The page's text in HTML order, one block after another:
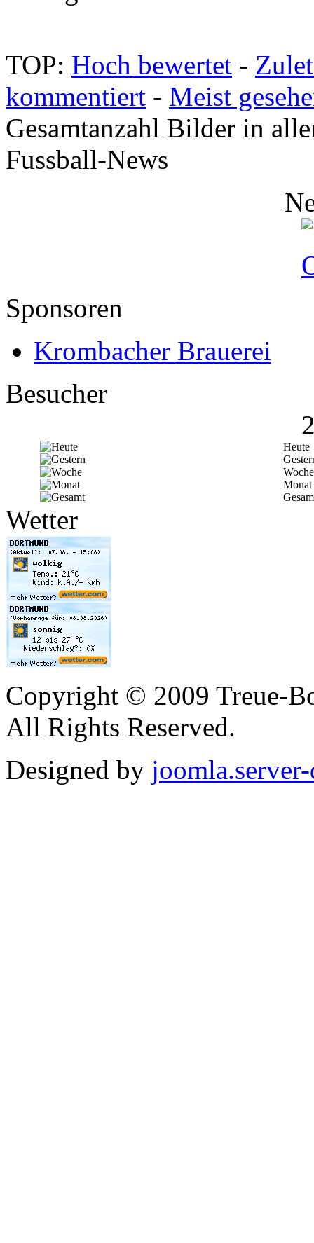
TOP: Hoch bewertet -
kommentiert - Meist
Gesamtanzahl Bilder in
Fussball-News
Sponsoren
Krombacher Brauerei
Besucher
Heute
Woche
Monat
Wetter
Copyright © 2009 Treue-
All Rights Reserved.
Designed by